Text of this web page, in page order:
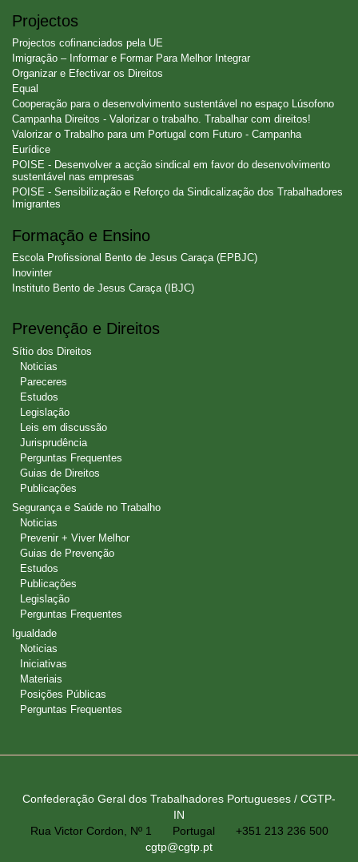
Projectos
Projectos cofinanciados pela UE
Imigração – Informar e Formar Para Melhor Integrar
Organizar e Efectivar os Direitos
Equal
Cooperação para o desenvolvimento sustentável no espaço Lúsofono
Campanha Direitos - Valorizar o trabalho. Trabalhar com direitos!
Valorizar o Trabalho para um Portugal com Futuro - Campanha
Eurídice
POISE - Desenvolver a acção sindical em favor do desenvolvimento
sustentável nas empresas
POISE - Sensibilização e Reforço da Sindicalização dos Trabalhadores
Imigrantes
Formação e Ensino
Escola Profissional Bento de Jesus Caraça (EPBJC)
Inovinter
Instituto Bento de Jesus Caraça (IBJC)
Prevenção e Direitos
Sítio dos Direitos
Noticias
Pareceres
Estudos
Legislação
Leis em discussão
Jurisprudência
Perguntas Frequentes
Guias de Direitos
Publicações
Segurança e Saúde no Trabalho
Noticias
Prevenir + Viver Melhor
Guias de Prevenção
Estudos
Publicações
Legislação
Perguntas Frequentes
Igualdade
Noticias
Iniciativas
Materiais
Posições Públicas
Perguntas Frequentes
Confederação Geral dos Trabalhadores Portugueses / CGTP-
IN
Rua Victor Cordon, Nº 1
Portugal
+351 213 236 500
cgtp@cgtp.pt